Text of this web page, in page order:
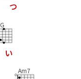
つ
G
い
Am7